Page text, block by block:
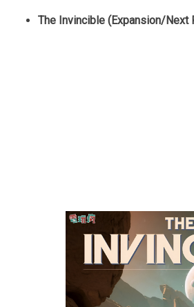
The Invincible (Expansion/Next